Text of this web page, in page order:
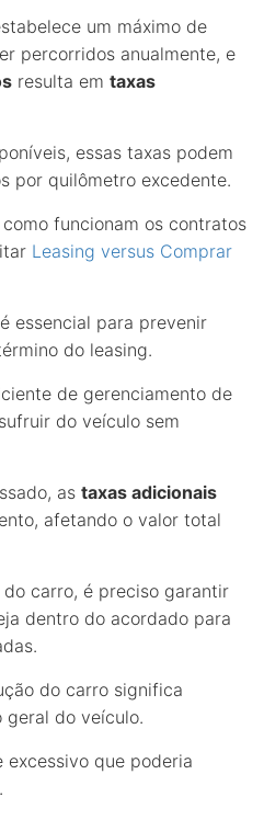
um máximo de
percorridos anualmente, e
resulta em taxas
essas taxas podem
por quilômetro excedente.
funcionam os contratos
Leasing versus Comprar
essencial para prevenir
do leasing.
de gerenciamento de
do veículo sem
as taxas adicionais
afetando o valor total
carro, é preciso garantir
dentro do acordado para
do carro significa
do veículo.
que poderia